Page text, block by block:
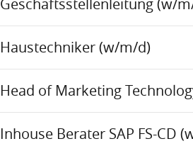
Geschäftsstellenleitung (w/
Haustechniker (w/m/d)
Head of Marketing
Inhouse Berater SAP FS-CD